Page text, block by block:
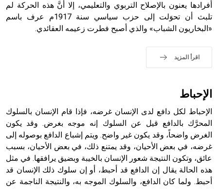
- هل تعلم أن الأبجدية الكنعانية تتألف من /22/ علامة كتابية
حيث تقتصر القيمة الصوتية للعلامة الك
أفرادها يعنون بالإصلاح التربوي والتعليمي، إلا أنَّ هذه الحركة لم
تلبث أن تحوَلت إلى حزب سياسي سنة 1917م عرف باسم
«البخاريون الشباب» والذي أصبح فطرت زعيمه العقائدي.
اقرأ المزيد
الإحباط
الإحباط لكل دافع لدى الإنسان غرضه، فإذا قام الإنسان بالسلوك
المحرَّك بالدافع قيل عن السلوك إنه موجه بغرض. وقد يكون
الغرض واضحاً، وقد يكون غير واضح. ويتم إشباع الدافع بوصوله إلى
غرضه، في بعض الأحيان، وقد يمتنع ذلك، في بعض الأحيان، بسبب
عائق، وتكون النتيجة شعور الإنسان بالخيبة وبضيق يرافقها. في مثل
هذه الحالة يقال إن الدافع قد أحبط، أو إن سلوك ذلك الإنسان قد
أحبط. ولما كان الدافع، والسلوك الموجه به، والنتيجة الناجمة عن